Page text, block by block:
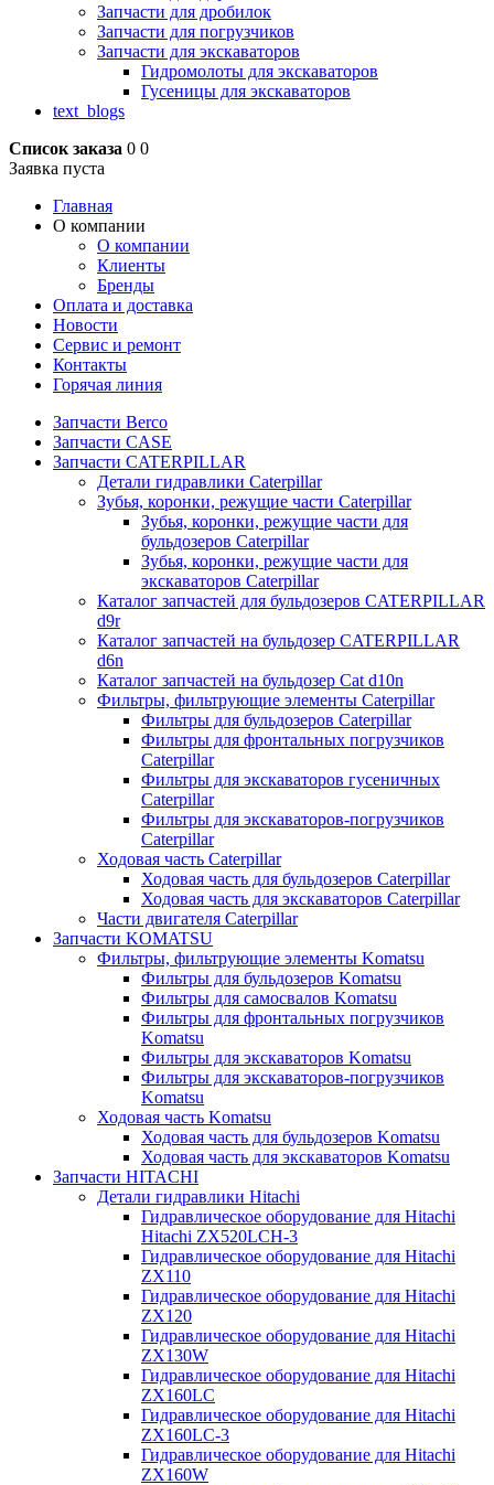
Запчасти для дробилок
Запчасти для погрузчиков
Запчасти для экскаваторов
Гидромолоты для экскаваторов
Гусеницы для экскаваторов
text_blogs
Список заказа 0 0
Заявка пуста
Главная
О компании
О компании
Клиенты
Бренды
Оплата и доставка
Новости
Сервис и ремонт
Контакты
Горячая линия
Запчасти Berco
Запчасти CASE
Запчасти CATERPILLAR
Детали гидравлики Caterpillar
Зубья, коронки, режущие части Caterpillar
Зубья, коронки, режущие части для
бульдозеров Caterpillar
Зубья, коронки, режущие части для
экскаваторов Caterpillar
Каталог запчастей для бульдозеров CATERPILLAR
d9r
Каталог запчастей на бульдозер CATERPILLAR
d6n
Каталог запчастей на бульдозер Сat d10n
Фильтры, фильтрующие элементы Caterpillar
Фильтры для бульдозеров Caterpillar
Фильтры для фронтальных погрузчиков
Caterpillar
Фильтры для экскаваторов гусеничных
Caterpillar
Фильтры для экскаваторов-погрузчиков
Caterpillar
Ходовая часть Caterpillar
Ходовая часть для бульдозеров Caterpillar
Ходовая часть для экскаваторов Caterpillar
Части двигателя Caterpillar
Запчасти KOMATSU
Фильтры, фильтрующие элементы Komatsu
Фильтры для бульдозеров Komatsu
Фильтры для самосвалов Komatsu
Фильтры для фронтальных погрузчиков
Komatsu
Фильтры для экскаваторов Komatsu
Фильтры для экскаваторов-погрузчиков
Komatsu
Ходовая часть Komatsu
Ходовая часть для бульдозеров Komatsu
Ходовая часть для экскаваторов Komatsu
Запчасти HITACHI
Детали гидравлики Hitachi
Гидравлическое оборудование для Hitachi
Hitachi ZX520LCH-3
Гидравлическое оборудование для Hitachi
ZX110
Гидравлическое оборудование для Hitachi
ZX120
Гидравлическое оборудование для Hitachi
ZX130W
Гидравлическое оборудование для Hitachi
ZX160LC
Гидравлическое оборудование для Hitachi
ZX160LC-3
Гидравлическое оборудование для Hitachi
ZX160W